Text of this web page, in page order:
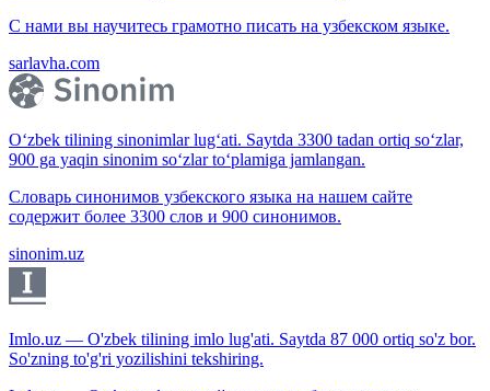
С нами вы научитесь грамотно писать на узбекском языке.
sarlavha.com
O‘zbek tilining sinonimlar lug‘ati. Saytda 3300 tadan ortiq so‘zlar,
900 ga yaqin sinonim so‘zlar to‘plamiga jamlangan.
Словарь синонимов узбекского языка на нашем сайте
содержит более 3300 слов и 900 синонимов.
sinonim.uz
Imlo.uz — O'zbek tilining imlo lug'ati. Saytda 87 000 ortiq so'z bor.
So'zning to'g'ri yozilishini tekshiring.